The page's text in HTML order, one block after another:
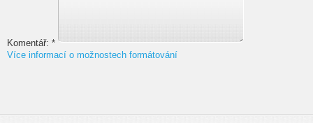
Komentář: *
Více informací o možnostech formátování